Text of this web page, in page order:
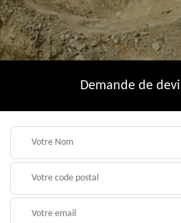
Demande de